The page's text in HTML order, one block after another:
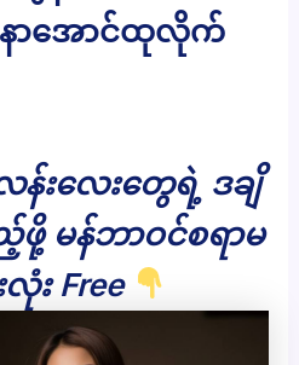
နာအောင်ထုလိုက်
န်းလေးတွေရဲ့ ဒချိ
မန်ဘာဝင်စရာမ
း Free